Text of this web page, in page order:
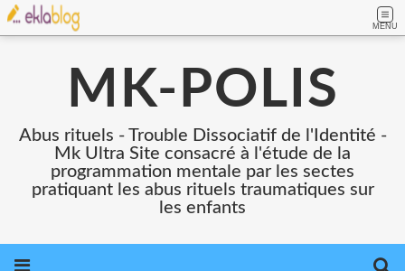
MENU
MK-POLIS
Abus rituels - Trouble Dissociatif de l'Identité -
Mk Ultra Site consacré à l'étude de la
programmation mentale par les sectes
pratiquant les abus rituels traumatiques sur
les enfants